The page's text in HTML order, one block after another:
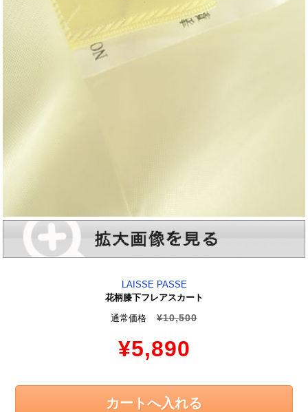
LAISSE PASSE
花柄膝下フレアスカート
通常価格
¥10,500
¥5,890
カートへ入れる